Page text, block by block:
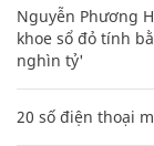
Nguyễn Phương
khoe sổ đỏ tính
nghìn tỷ'
20 số điện thoại